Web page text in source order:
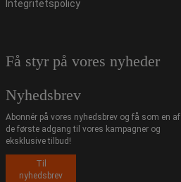
Integritetspolicy
Få styr på vores nyheder
Nyhedsbrev
Abonnér på vores nyhedsbrev og få som en af
de første adgang til vores kampagner og
eksklusive tilbud!
Til
nyhedsbrev